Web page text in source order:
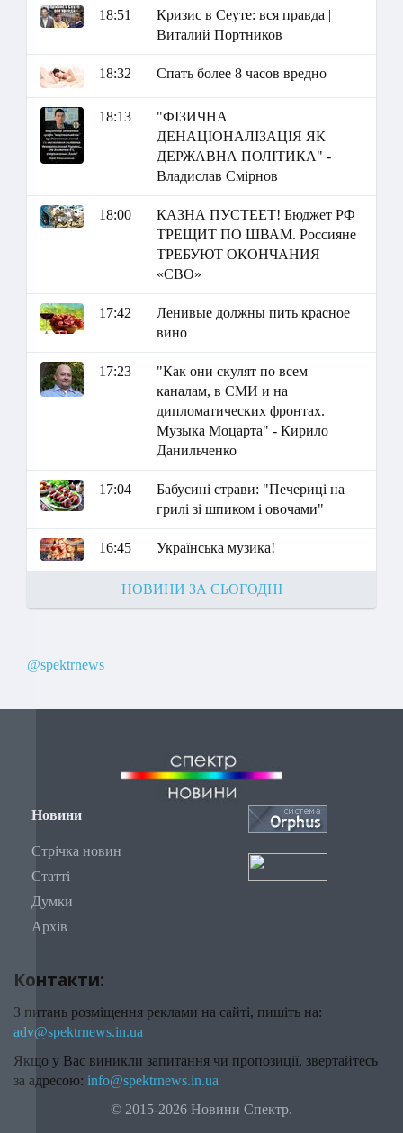
18:51
Кризис в Сеуте: вся правда |
Виталий Портников
18:32 Спать более 8 часов вредно
18:13
"ФІЗИЧНА
ДЕНАЦІОНАЛІЗАЦІЯ ЯК
ДЕРЖАВНА ПОЛІТИКА" -
Владислав Смірнов
18:00
КАЗНА ПУСТЕЕТ! Бюджет РФ
ТРЕЩИТ ПО ШВАМ. Россияне
ТРЕБУЮТ ОКОНЧАНИЯ
«СВО»
17:42
Ленивые должны пить красное
вино
17:23
"Как они скулят по всем
каналам, в СМИ и на
дипломатических фронтах.
Музыка Моцарта" - Кирило
Данильченко
17:04
Бабусині страви: "Печериці на
грилі зі шпиком і овочами"
16:45 Українська музика!
НОВИНИ ЗА СЬОГОДНІ
@spektrnews
Новини
Стрічка новин
Статті
Думки
Архів
Контакти:
З питань розміщення реклами на сайті, пишіть на:
adv@spektrnews.in.ua
Якщо у Вас виникли запитання чи пропозиції, звертайтесь
за адресою: info@spektrnews.in.ua
© 2015-2026 Новини Спектр.